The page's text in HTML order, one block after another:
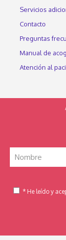
Servicios
Contacto
Preguntas
Manual de
Atención al
* He leído y